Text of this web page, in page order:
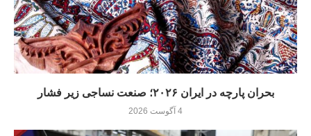
بحران پارچه در ایران ۲۰۲۶؛ صنعت نساجی زیر فشار
4 آگوست 2026